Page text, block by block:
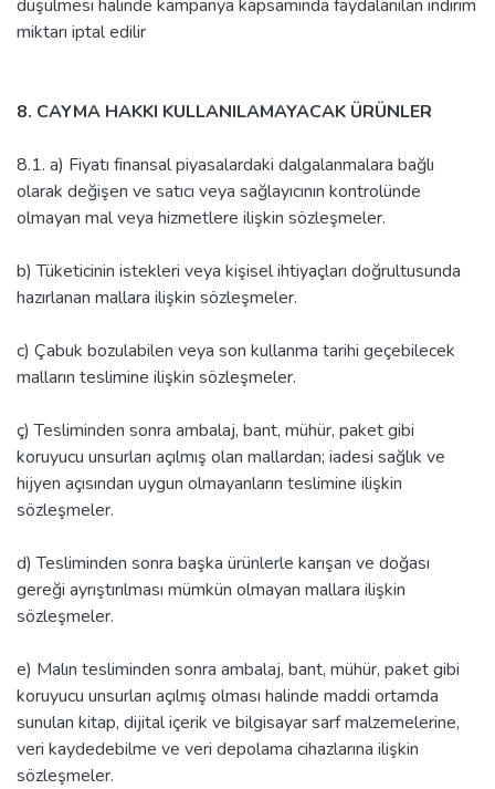
düşülmesi halinde kampanya kapsamında faydalanılan indirim
miktarı iptal edilir
8. CAYMA HAKKI KULLANILAMAYACAK ÜRÜNLER
8.1. a) Fiyatı finansal piyasalardaki dalgalanmalara bağlı
olarak değişen ve satıcı veya sağlayıcının kontrolünde
olmayan mal veya hizmetlere ilişkin sözleşmeler.
b) Tüketicinin istekleri veya kişisel ihtiyaçları doğrultusunda
hazırlanan mallara ilişkin sözleşmeler.
c) Çabuk bozulabilen veya son kullanma tarihi geçebilecek
malların teslimine ilişkin sözleşmeler.
ç) Tesliminden sonra ambalaj, bant, mühür, paket gibi
koruyucu unsurları açılmış olan mallardan; iadesi sağlık ve
hijyen açısından uygun olmayanların teslimine ilişkin
sözleşmeler.
d) Tesliminden sonra başka ürünlerle karışan ve doğası
gereği ayrıştırılması mümkün olmayan mallara ilişkin
sözleşmeler.
e) Malın tesliminden sonra ambalaj, bant, mühür, paket gibi
koruyucu unsurları açılmış olması halinde maddi ortamda
sunulan kitap, dijital içerik ve bilgisayar sarf malzemelerine,
veri kaydedebilme ve veri depolama cihazlarına ilişkin
sözleşmeler.